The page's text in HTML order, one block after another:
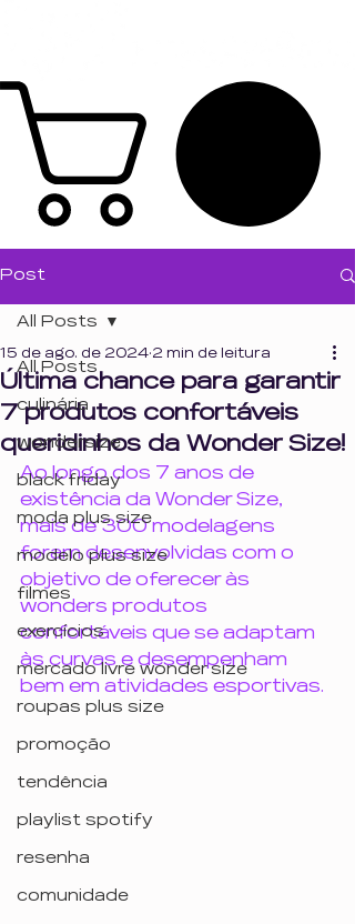
Post
All Posts
culinária
wondersize
black friday
moda plus size
modelo plus size
filmes
exercícios
mercado livre wonder size
roupas plus size
promoção
tendência
playlist spotify
resenha
comunidade
All Posts
Última chance para garantir
7 produtos confortáveis
queridinhos da Wonder Size!
15 de ago. de 2024 2 min de leitura
Ao longo dos 7 anos de
existência da Wonder Size,
mais de 300 modelagens
foram desenvolvidas com o
objetivo de oferecer às
wonders produtos
confortáveis que se adaptam
às curvas e desempenham
bem em atividades esportivas.